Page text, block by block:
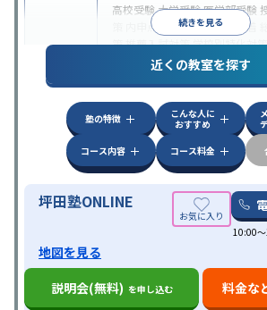
続きを見る
高校受験大学受験医学部受験
内申点対策学習習慣の定着
策推薦入試対策学校別特化対策
共通テスト対策英検(英語
特徴
中高一貫校生に対応授業の振
学習にPC・タブレットを利
科目から受講可能季節講習の
の子どもに対応
近くの教室を探す
塾の特徴
こんな人に
おすすめ
コース内容
コース料金
坪田塾ONLINE
10:00～
地図を見る
説明会(無料) を申し込む 料金な